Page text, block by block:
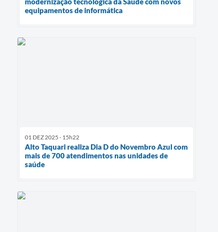
equipamentos de informática
01 DEZ 2025 - 15h22
Alto Taquari realiza Dia D do Novembro Azul com
mais de 700 atendimentos nas unidades de
saúde